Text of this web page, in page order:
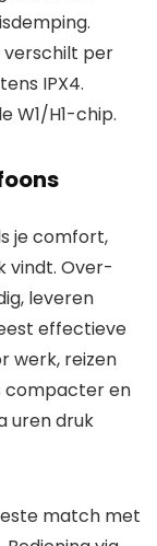
verschilt per
IPX4.
W1/H1-chip.
je comfort,
vindt. Over-
leveren
effectieve
werk, reizen
compacter en
uren druk
match met